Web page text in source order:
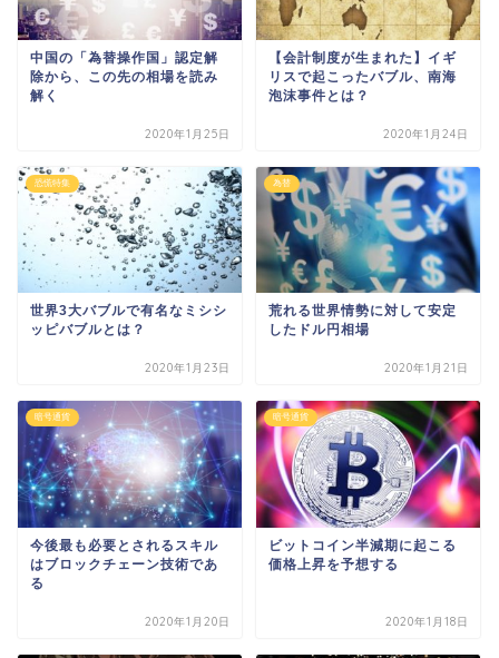
中国の「為替操作国」認定解
除から、この先の相場を読み
解く
2020年1月25日
【会計制度が生まれた】イギ
リスで起こったバブル、南海
泡沫事件とは？
2020年1月24日
恐慌特集
世界3大バブルで有名なミシシ
ッピバブルとは？
2020年1月23日
為替
荒れる世界情勢に対して安定
したドル円相場
2020年1月21日
暗号通貨
今後最も必要とされるスキル
はブロックチェーン技術であ
る
2020年1月20日
暗号通貨
ビットコイン半減期に起こる
価格上昇を予想する
2020年1月18日